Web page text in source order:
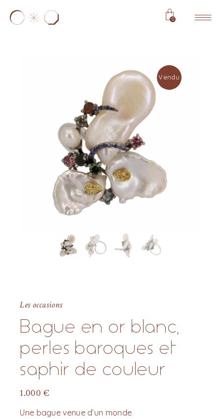
0
Vendu
Les occasions
Bague en or blanc,
perles baroques et
saphir de couleur
1.000 €
Une bague venue d’un monde